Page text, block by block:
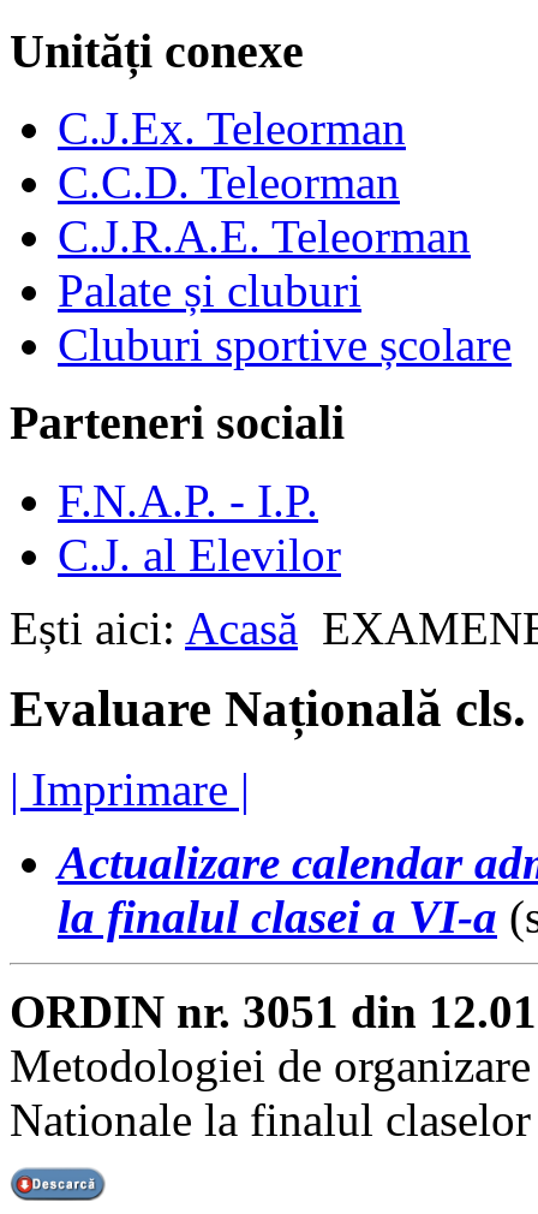
Unități conexe
C.J.Ex. Teleorman
C.C.D. Teleorman
C.J.R.A.E. Teleorman
Palate și cluburi
Cluburi sportive școlare
Parteneri sociali
F.N.A.P. - I.P.
C.J. al Elevilor
Ești aici: Acasă
Evaluare Națională
| Imprimare |
Actualizare calendar
la finalul clasei a VI-a
ORDIN nr. 3051 din
Metodologiei de
Nationale la finalul